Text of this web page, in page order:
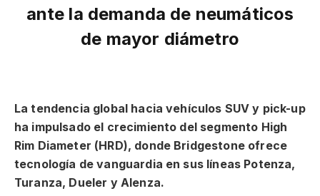
ante la demanda de neumáticos
de mayor diámetro
La tendencia global hacia vehículos SUV y pick-up
ha impulsado el crecimiento del segmento High
Rim Diameter (HRD), donde Bridgestone ofrece
tecnología de vanguardia en sus líneas Potenza,
Turanza, Dueler y Alenza.